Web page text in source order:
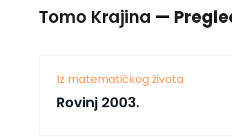
Tomo Krajina —
Iz matematičkog života
Rovinj 2003.